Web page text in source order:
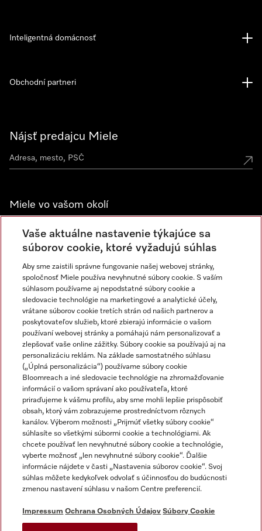
Nájsť predajcu Miele
Miele vo vašom okolí
Spoznajte predajne Miele
Newsletter
Inteligentná domácnosť
Obchodní partneri
Impressum
Obchodné podmienky
Ochrana osobných údajov
Dodacie podmienky
Miele na Instagrame
Miele na YouTube
Vaše aktuálne nastavenie týkajúce sa
súborov cookie, ktoré vyžadujú súhlas
Aby sme zaistili správne fungovanie našej webovej stránky,
spoločnosť Miele používa nevyhnutné súbory cookie. S vaším
súhlasom používame aj nepodstatné súbory cookie a
sledovacie technológie na marketingové a analytické účely,
vrátane súborov cookie tretích strán od našich partnerov a
poskytovateľov služieb, ktoré zbierajú informácie o vašom
používaní webovej stránky a pomáhajú nám personalizovať a
zlepšovať vaše online zážitky. Súbory cookie sa používajú aj na
personalizáciu reklám. Na základe samostatného súhlasu
(„Úplná personalizácia“) používame súbory cookie
Bloomreach a iné sledovacie technológie na zhromažďovanie
informácií o vašom správaní ako používateľa, ktoré
priraďujeme k vášmu profilu, aby sme mohli lepšie prispôsobiť
obsah, ktorý vám zobrazujeme prostredníctvom rôznych
kanálov. Výberom možnosti „Prijmúť všetky súbory cookie“
súhlasíte so všetkými súbormi cookie a technológiami. Ak
chcete používať len nevyhnutné súbory cookie a technológie,
vyberte možnosť „len nevyhnutné súbory cookie“. Ďalšie
informácie nájdete v časti „Nastavenia súborov cookie“. Svoj
súhlas môžete kedykoľvek odvolať s účinnosťou do budúcnosti
zmenou nastavení súhlasu v našom Centre preferencií.
Impressum Ochrana Osobných Údajov Súbory Cookie